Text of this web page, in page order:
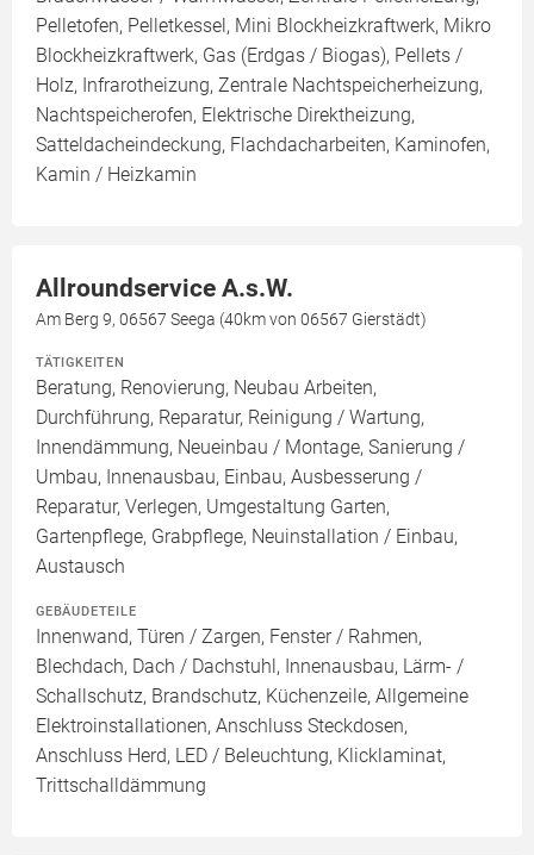
Pelletofen, Pelletkessel, Mini Blockheizkraftwerk, Mikro
Blockheizkraftwerk, Gas (Erdgas / Biogas), Pellets /
Holz, Infrarotheizung, Zentrale Nachtspeicherheizung,
Nachtspeicherofen, Elektrische Direktheizung,
Satteldacheindeckung, Flachdacharbeiten, Kaminofen,
Kamin / Heizkamin
Allroundservice A.s.W.
Am Berg 9, 06567 Seega (40km von 06567 Gierstädt)
TÄTIGKEITEN
Beratung, Renovierung, Neubau Arbeiten,
Durchführung, Reparatur, Reinigung / Wartung,
Innendämmung, Neueinbau / Montage, Sanierung /
Umbau, Innenausbau, Einbau, Ausbesserung /
Reparatur, Verlegen, Umgestaltung Garten,
Gartenpflege, Grabpflege, Neuinstallation / Einbau,
Austausch
GEBÄUDETEILE
Innenwand, Türen / Zargen, Fenster / Rahmen,
Blechdach, Dach / Dachstuhl, Innenausbau, Lärm- /
Schallschutz, Brandschutz, Küchenzeile, Allgemeine
Elektroinstallationen, Anschluss Steckdosen,
Anschluss Herd, LED / Beleuchtung, Klicklaminat,
Trittschalldämmung